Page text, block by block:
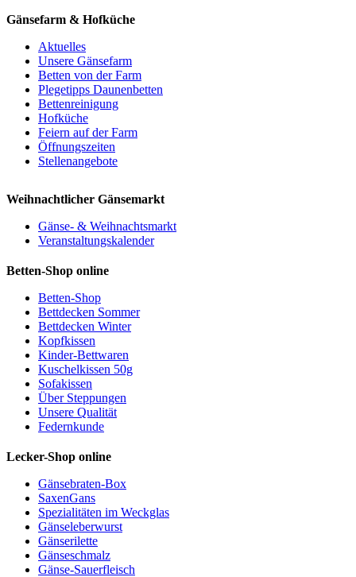
Gänsefarm & Hofküche
Aktuelles
Unsere Gänsefarm
Betten von der Farm
Plegetipps Daunenbetten
Bettenreinigung
Hofküche
Feiern auf der Farm
Öffnungszeiten
Stellenangebote
Weihnachtlicher Gänsemarkt
Gänse- & Weihnachtsmarkt
Veranstaltungskalender
Betten-Shop online
Betten-Shop
Bettdecken Sommer
Bettdecken Winter
Kopfkissen
Kinder-Bettwaren
Kuschelkissen 50g
Sofakissen
Über Steppungen
Unsere Qualität
Federnkunde
Lecker-Shop online
Gänsebraten-Box
SaxenGans
Spezialitäten im Weckglas
Gänseleberwurst
Gänserilette
Gänseschmalz
Gänse-Sauerfleisch